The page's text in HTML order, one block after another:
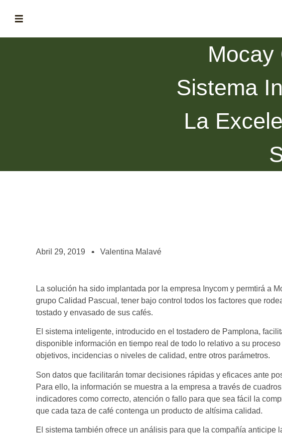
Mocay
Sistema
La
Abril 29, 2019 Valentina Malavé
La solución ha sido implantada por la empresa Inycom y permtirá a
grupo Calidad Pascual, tener bajo control todos los factores que
tostado y envasado de sus cafés.
El sistema inteligente, introducido en el tostadero de Pamplona,
disponible información en tiempo real de todo lo relativo a su
objetivos, incidencias o niveles de calidad, entre otros parámetros.
Son datos que facilitarán tomar decisiones rápidas y eficaces ante
Para ello, la información se muestra a la empresa a través de
indicadores como correcto, atención o fallo para que sea fácil la
que cada taza de café contenga un producto de altísima calidad.
El sistema también ofrece un análisis para que la compañía anticipe